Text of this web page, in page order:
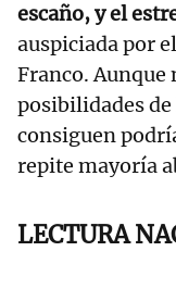
escaño, y el
auspiciada por
Franco. Aunque
posibilidades
consiguen
repite mayoría
LECTURA